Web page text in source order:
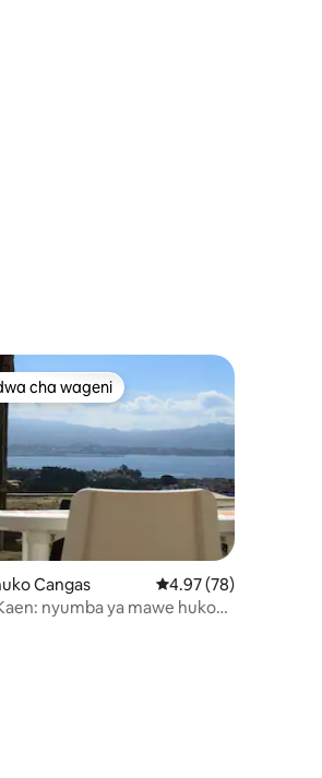
kati ya 5, tathmini 38
maarufu cha wageni
cha wageni
Cangas Ukadiriaji wa wastani
4.97 (78)
nyumba ya mawe huko